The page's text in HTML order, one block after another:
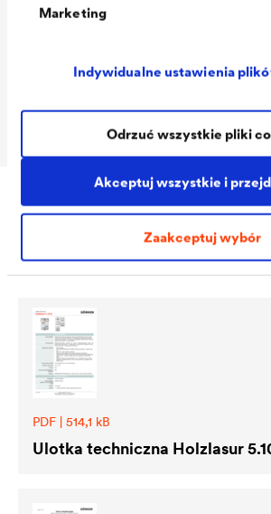
Marketing
Indywidualne ustawienia
Akceptuj wszystkie i
Zaakceptuj wybór
Odrzuć wszystkie pliki
Packaging Sizes
MIX
2,5 L / 20 L
Do pobrania
PDF | 514,1 kB
Ulotka techniczna Holzlasur